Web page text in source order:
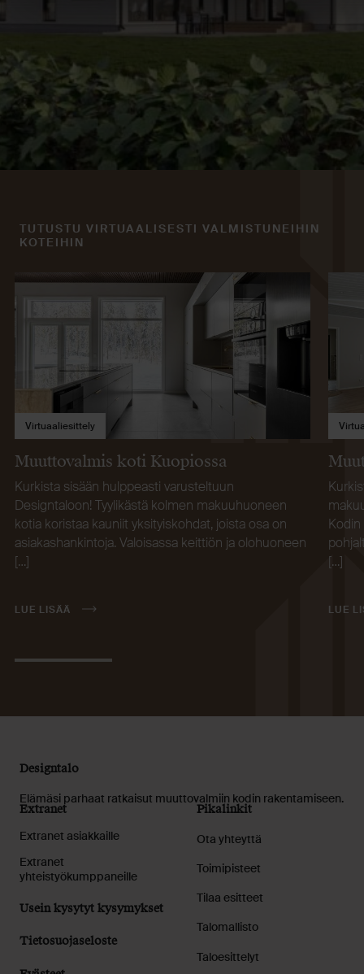
TUTUSTU VIRTUAALISESTI VALMISTUNEIHIN
KOTEIHIN
Virtuaaliesittely
Muuttovalmis koti Kuopiossa
Kurkista sisään hulppeasti varusteltuun
Designtaloon! Tyylikästä kolmen makuuhuoneen
kotia koristaa kauniit yksityiskohdat, joista osa on
asiakashankintoja. Valoisassa keittiön ja olohuoneen
[…]
LUE LISÄÄ
[…]
LUE
Designtalo
Elämäsi parhaat ratkaisut muuttovalmiin kodin rakentamiseen.
Extranet
Extranet asiakkaille
Extranet
yhteistyökumppaneille
Usein kysytyt kysymykset
Tietosuojaseloste
Pikalinkit
Ota yhteyttä
Toimipisteet
Tilaa esitteet
Talomallisto
Taloesittelyt